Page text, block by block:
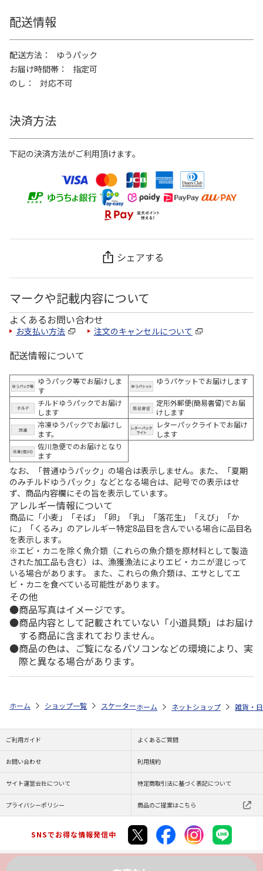
配送情報
配送方法
ゆうパック
お届け時間帯
指定可
のし
対応不可
決済方法
下記の決済方法がご利用頂けます。
シェアする
マークや記載内容について
よくあるお問い合わせ
お支払い方法 注文のキャンセルについて
配送情報について
ゆうパック等でお届けしま
す
ゆうパケットでお届けします
チルドゆうパックでお届け
します
定形外郵便(簡易書留)でお届
けします
冷凍ゆうパックでお届けし
ます。
レターパックライトでお届け
します
佐川急便でのお届けとなり
ます
なお、「普通ゆうパック」の場合は表示しません。また、「夏期
のみチルドゆうパック」などとなる場合は、記号での表示はせ
ず、商品内容欄にその旨を表示しています。
アレルギー情報について
商品に「小麦」「そば」「卵」「乳」「落花生」「えび」「か
に」「くるみ」のアレルギー特定8品目を含んでいる場合に品目名
を表示します。
※エビ・カニを除く魚介類（これらの魚介類を原材料として製造
された加工品も含む）は、漁獲漁法によりエビ・カニが混じって
いる場合があります。 また、これらの魚介類は、エサとしてエ
ビ・カニを食べている可能性があります。
その他
商品写真はイメージです。
商品内容として記載されていない「小道具類」はお届け
する商品に含まれておりません。
商品の色は、ご覧になるパソコンなどの環境により、実
際と異なる場合があります。
ホーム ショップ一覧 スケーター ベビー片手おけ はらぺこあおむし
ホーム ネットショップ 雑貨・
ご利用ガイド よくあるご質問
お問い合わせ 利用規約
サイト運営会社について 特定商取引法に基づく表記について
プライバシーポリシー 商品のご提案はこちら
SNSでお得な情報発信中